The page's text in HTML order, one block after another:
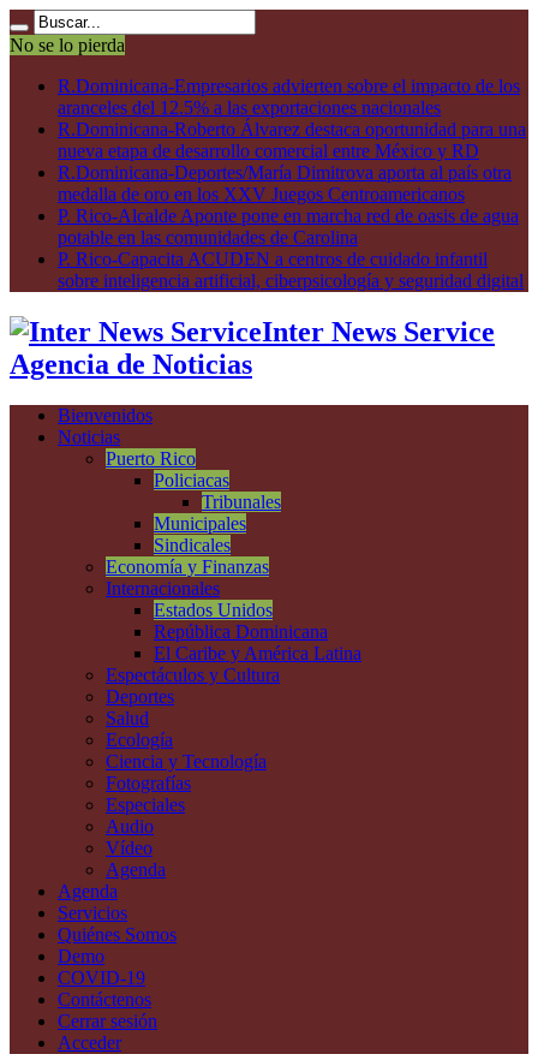
No se lo pierda
R.Dominicana-Empresarios advierten sobre el impacto de los
aranceles del 12.5% a las exportaciones nacionales
R.Dominicana-Roberto Álvarez destaca oportunidad para una
nueva etapa de desarrollo comercial entre México y RD
R.Dominicana-Deportes/María Dimitrova aporta al país otra
medalla de oro en los XXV Juegos Centroamericanos
P. Rico-Alcalde Aponte pone en marcha red de oasis de agua
potable en las comunidades de Carolina
P. Rico-Capacita ACUDEN a centros de cuidado infantil
sobre inteligencia artificial, ciberpsicología y seguridad digital
Inter News Service
Agencia de Noticias
Bienvenidos
Noticias
Puerto Rico
Policiacas
Tribunales
Municipales
Sindicales
Economía y Finanzas
Internacionales
Estados Unidos
República Dominicana
El Caribe y América Latina
Espectáculos y Cultura
Deportes
Salud
Ecología
Ciencia y Tecnología
Fotografías
Especiales
Audio
Vídeo
Agenda
Agenda
Servicios
Quiénes Somos
Demo
COVID-19
Contáctenos
Cerrar sesión
Acceder